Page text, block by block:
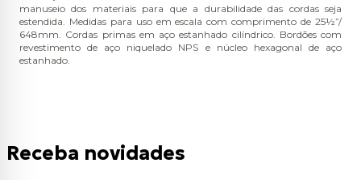
manuseio dos materiais para que a durabilidade das cordas seja
estendida. Medidas para uso em escala com comprimento de 25½”/
648mm. Cordas primas em aço estanhado cilíndrico. Bordões com
revestimento de aço niquelado NPS e núcleo hexagonal de aço
estanhado.
Receba novidades